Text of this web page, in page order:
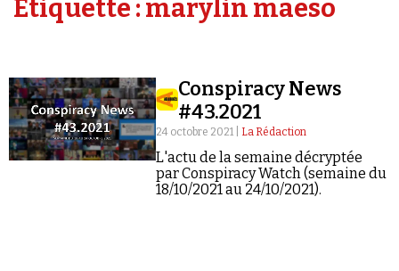
Analyses
Vidéos
Émissions
Revues de presse
Étiquette :marylin maeso
Conspiracy News
#43.2021
24 octobre 2021 | La Rédaction
L'actu de la semaine décryptée
par Conspiracy Watch (semaine du
18/10/2021 au 24/10/2021).